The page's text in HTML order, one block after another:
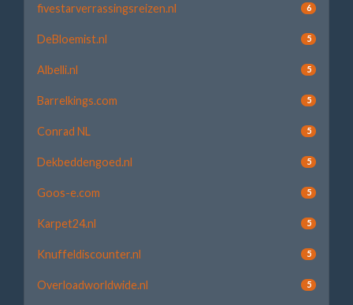
fivestarverrassingsreizen.nl 6
DeBloemist.nl 5
Albelli.nl 5
Barrelkings.com 5
Conrad NL 5
Dekbeddengoed.nl 5
Goos-e.com 5
Karpet24.nl 5
Knuffeldiscounter.nl 5
Overloadworldwide.nl 5